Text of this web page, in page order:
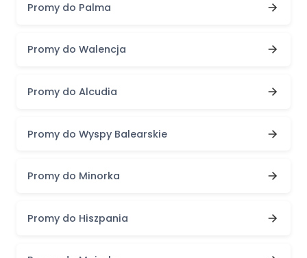
Promy do Palma
Promy do Walencja
Promy do Alcudia
Promy do Wyspy Balearskie
Promy do Minorka
Promy do Hiszpania